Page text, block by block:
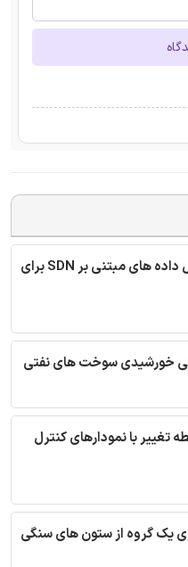
ترجمه مقاله امنیت انتقال داده های مبتنی بر SDN برای
خورشیدی سوخت های نفتی
با نمودارهای کنترل
یک گروه از ستون های سنگی